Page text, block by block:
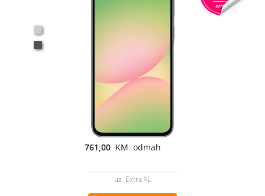
761,00 KM odmah
uz Extra XL